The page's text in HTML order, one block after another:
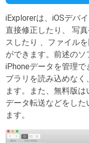
iExplorerは、iOSデバ
直接修正したり、 写
スしたり 、ファイル
ができます。前述のソ
iPhoneデータを管理
ブラリを読み込めなく
ます。また、無料版は
データ転送などをした
ます。